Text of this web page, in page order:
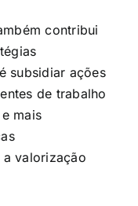
contribui
subsidiar ações
de trabalho
mais
valorização